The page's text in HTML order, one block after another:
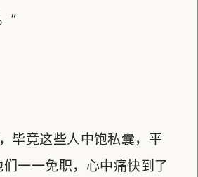
”
毕竟这些人中饱私囊，平
一一免职，心中痛快到了